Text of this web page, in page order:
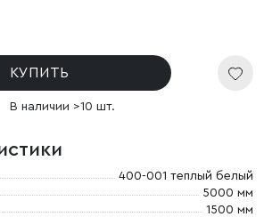
КУПИТЬ
В наличии >10 шт.
400-001 теплый белый
5000 мм
1500 мм